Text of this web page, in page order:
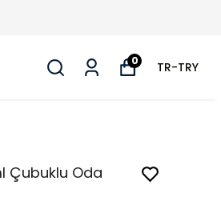
0 TR-TRY
Çubuklu Oda